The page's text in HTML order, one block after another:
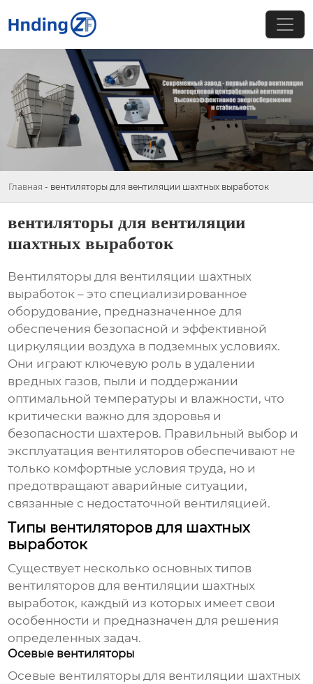
Главная - вентиляторы для вентиляции шахтных выработок
вентиляторы для вентиляции
шахтных выработок
Вентиляторы для вентиляции шахтных
выработок – это специализированное
оборудование, предназначенное для
обеспечения безопасной и эффективной
циркуляции воздуха в подземных условиях.
Они играют ключевую роль в удалении
вредных газов, пыли и поддержании
оптимальной температуры и влажности, что
критически важно для здоровья и
безопасности шахтеров. Правильный выбор и
эксплуатация вентиляторов обеспечивают не
только комфортные условия труда, но и
предотвращают аварийные ситуации,
связанные с недостаточной вентиляцией.
Типы вентиляторов для шахтных
выработок
Существует несколько основных типов
вентиляторов для вентиляции шахтных
выработок, каждый из которых имеет свои
особенности и предназначен для решения
определенных задач.
Осевые вентиляторы
Осевые вентиляторы для вентиляции шахтных